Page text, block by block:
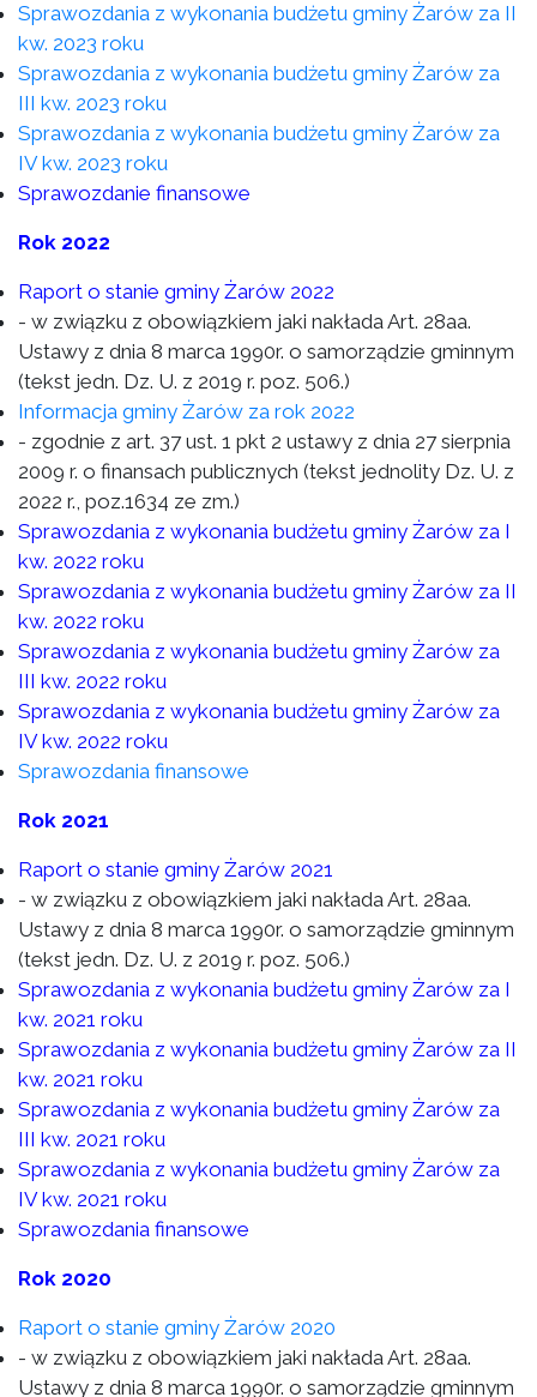
Sprawozdania z wykonania budżetu gminy Żarów za II
kw. 2023 roku
Sprawozdania z wykonania budżetu gminy Żarów za
III kw. 2023 roku
Sprawozdania z wykonania budżetu gminy Żarów za
IV kw. 2023 roku
Sprawozdanie finansowe
Rok 2022
Raport o stanie gminy Żarów 2022
- w związku z obowiązkiem jaki nakłada Art. 28aa.
Ustawy z dnia 8 marca 1990r. o samorządzie gminnym
(tekst jedn. Dz. U. z 2019 r. poz. 506.)
Informacja gminy Żarów za rok 2022
- zgodnie z art. 37 ust. 1 pkt 2 ustawy z dnia 27 sierpnia
2009 r. o finansach publicznych (tekst jednolity Dz. U. z
2022 r., poz.1634 ze zm.)
Sprawozdania z wykonania budżetu gminy Żarów za I
kw. 2022 roku
Sprawozdania z wykonania budżetu gminy Żarów za II
kw. 2022 roku
Sprawozdania z wykonania budżetu gminy Żarów za
III kw. 2022 roku
Sprawozdania z wykonania budżetu gminy Żarów za
IV kw. 2022 roku
Sprawozdania finansowe
Rok 2021
Raport o stanie gminy Żarów 2021
- w związku z obowiązkiem jaki nakłada Art. 28aa.
Ustawy z dnia 8 marca 1990r. o samorządzie gminnym
(tekst jedn. Dz. U. z 2019 r. poz. 506.)
Sprawozdania z wykonania budżetu gminy Żarów za I
kw. 2021 roku
Sprawozdania z wykonania budżetu gminy Żarów za II
kw. 2021 roku
Sprawozdania z wykonania budżetu gminy Żarów za
III kw. 2021 roku
Sprawozdania z wykonania budżetu gminy Żarów za
IV kw. 2021 roku
Sprawozdania finansowe
Rok 2020
Raport o stanie gminy Żarów 2020
- w związku z obowiązkiem jaki nakłada Art. 28aa.
Ustawy z dnia 8 marca 1990r. o samorządzie gminnym